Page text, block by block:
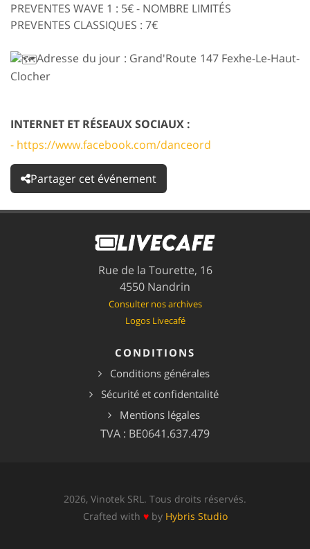
PREVENTES WAVE 1 : 5€ - NOMBRE LIMITÉS
PREVENTES CLASSIQUES : 7€
Adresse du jour : Grand'Route 147 Fexhe-Le-Haut-
Clocher
INTERNET ET RÉSEAUX SOCIAUX :
- https://www.facebook.com/danceord
Partager cet événement
Rue de la Tourette, 16
4550 Nandrin
Consulter nos archives
Logos Livecafé
CONDITIONS
Conditions générales
Sécurité et confidentalité
Mentions légales
TVA : BE0641.637.479
2026, Vinotek SRL. Tous droits réservés.
Crafted with ♥by Hybris Studio